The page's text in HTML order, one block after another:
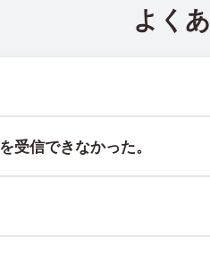
よく
受信できなかった。
は、次の方法をお試しください：